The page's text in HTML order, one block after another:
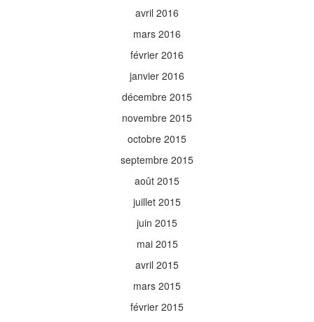
avril 2016
mars 2016
février 2016
janvier 2016
décembre 2015
novembre 2015
octobre 2015
septembre 2015
août 2015
juillet 2015
juin 2015
mai 2015
avril 2015
mars 2015
février 2015